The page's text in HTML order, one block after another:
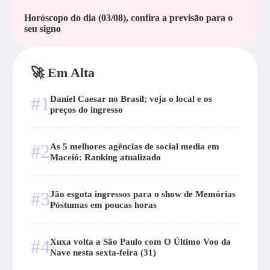
Horóscopo do dia (03/08), confira a previsāo para o
seu signo
🚀 Em Alta
#1 Daniel Caesar no Brasil; veja o local e os
preços do ingresso
#2As 5 melhores agências de social media em
Maceió: Ranking atualizado
#3Jão esgota ingressos para o show de Memórias
Póstumas em poucas horas
#4Xuxa volta a São Paulo com O Último Voo da
Nave nesta sexta-feira (31)